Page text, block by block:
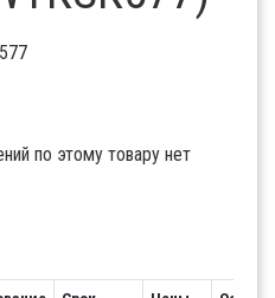
по этому товару нет